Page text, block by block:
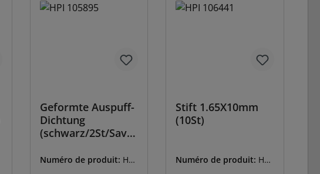
Geformte Auspuff-
Dichtung
(schwarz/2St/Sava
Numéro de produit: HPI
Stift 1.65X10mm
(10St)
Numéro de produit: HPI